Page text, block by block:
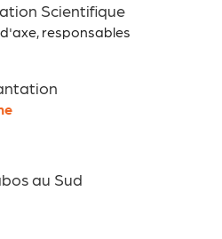
Scientifique
responsables
au Sud